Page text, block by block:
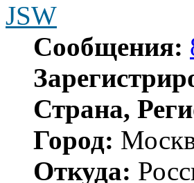
JSW
Сообщения:
Страна,
Город:
Откуда: